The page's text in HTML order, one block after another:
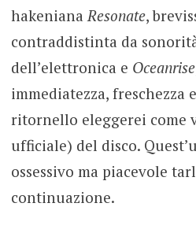
hakeniana Resonate,
contraddistinta da
dell’elettronica e Oceanrise
immediatezza, freschezza
ritornello eleggerei come
ufficiale) del disco.
ossessivo ma piacevole
continuazione.